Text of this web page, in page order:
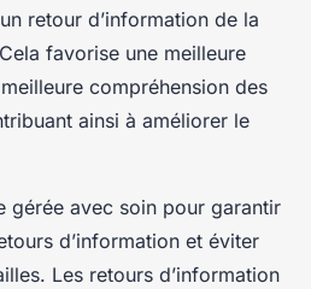
retour d’information de la
favorise une meilleure
compréhension des
ainsi à améliorer le
gérée avec soin pour garantir
d’information et éviter
Les retours d’information